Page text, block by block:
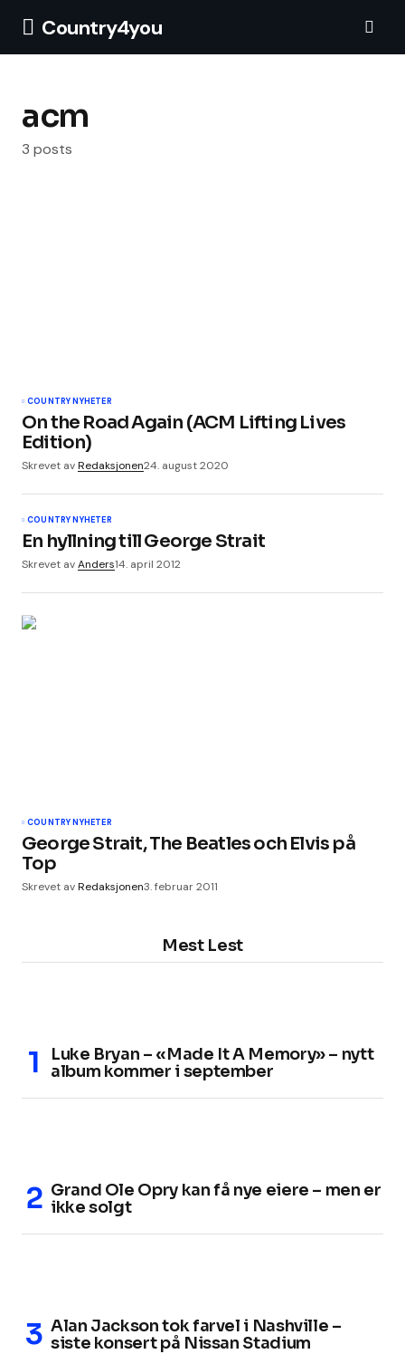
Country4you
acm
3 posts
COUNTRY NYHETER
On the Road Again (ACM Lifting Lives
Edition)
Skrevet avRedaksjonen24. august 2020
COUNTRY NYHETER
En hyllning till George Strait
Skrevet avAnders14. april 2012
COUNTRY NYHETER
George Strait, The Beatles och Elvis på
Top
Skrevet avRedaksjonen3. februar 2011
Mest Lest
Luke Bryan – «Made It A Memory» – nytt
album kommer i september
Grand Ole Opry kan få nye eiere – men er
ikke solgt
Alan Jackson tok farvel i Nashville –
siste konsert på Nissan Stadium